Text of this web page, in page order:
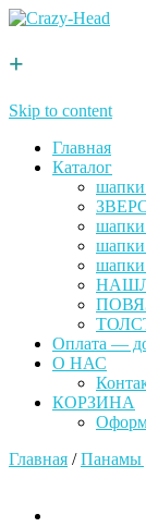
+
Skip to content
Главная
Каталог
Оплата —
О НАС
КОРЗИНА
Главная /Панамы